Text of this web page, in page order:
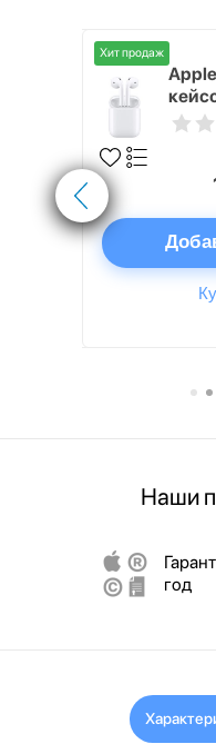
Хит продаж
Наши
год